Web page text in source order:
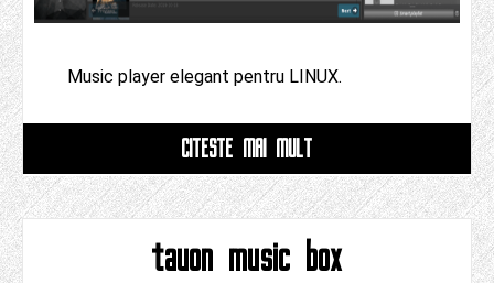
Music player elegant pentru LINUX.
CITESTE MAI MULT
tauon music box